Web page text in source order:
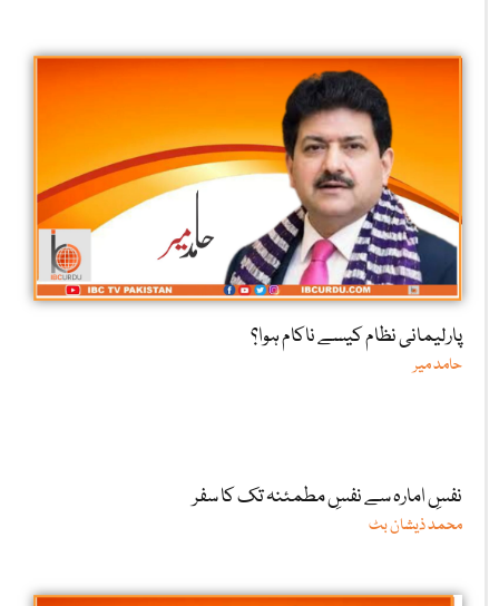
پارلیمانی نظام کیسے ناکام ہوا؟
حامد میر
نفسِ امارہ سے نفسِ مطمئنہ تک کا سفر
محمد ذیشان بٹ